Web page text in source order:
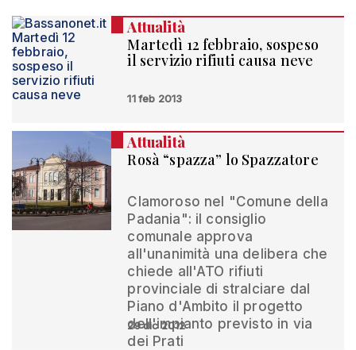
Attualità
Martedì 12 febbraio, sospeso
il servizio rifiuti causa neve
11 feb 2013
Attualità
Rosà “spazza” lo Spazzatore
Clamoroso nel "Comune della
Padania": il consiglio
comunale approva
all'unanimità una delibera che
chiede all'ATO rifiuti
provinciale di stralciare dal
Piano d'Ambito il progetto
dell'impianto previsto in via
dei Prati
29 dic 2012